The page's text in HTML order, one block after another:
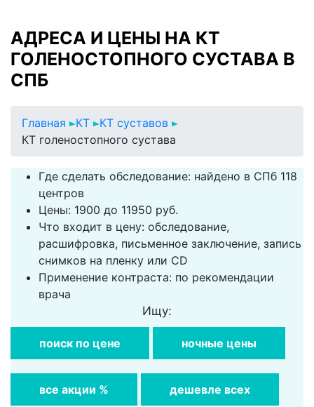
АДРЕСА И ЦЕНЫ НА КТ
ГОЛЕНОСТОПНОГО СУСТАВА В
СПБ
Главная КТ
КТ суставов
КТ голеностопного сустава
Где сделать обследование: найдено в СПб 118
центров
Цены: 1900 до 11950 руб.
Что входит в цену: обследование,
расшифровка, письменное заключение, запись
снимков на пленку или CD
Применение контраста: по рекомендации
врача
Ищу:
поиск по цене ночные цены
все акции % дешевле всех